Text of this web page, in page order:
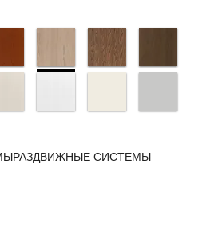
РАЗДВИЖНЫЕ СИСТЕМЫ